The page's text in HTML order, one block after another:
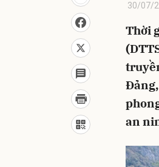
30/07/
Thời
an